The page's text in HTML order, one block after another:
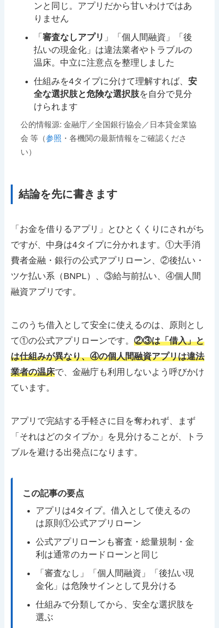
ンと同じ。アプリだから甘いわけではあ
りません
「審査なしアプリ 」「個人間融資」「後
払いの現金化」は違法業者やトラブルの
温床。中立に注意点を整理しました
仕組みを4タイプに分けて理解すれば、安
全な選択肢と危険な選択肢を自分で見分
けられます
公的情報源: 金融庁／全国銀行協会／日本貸金業協
会 等（参照 ・各機関の最新情報をご確認くださ
い）
結論を先に書きます
「お金を借りるアプリ」とひとくくりにされがち
ですが、中身は4タイプに分かれます。①大手消
費者金融・銀行の公式アプリローン、②後払い・
ツケ払い系（BNPL）、③給与前払い、④個人間
融資アプリです。
このうち借入として安全に使えるのは、原則とし
て①の公式アプリローンです。②③は「借入」と
は仕組みが異なり、④の個人間融資アプリは違法
業者の温床で、金融庁も利用しないよう呼びかけ
ています。
アプリで完結する手軽さに目を奪われず、まず
「それはどのタイプか」を見分けることが、トラ
ブルを避ける出発点になります。
この記事の要点
アプリは4タイプ。借入として使えるの
は原則①公式アプリローン
公式アプリローンも審査・総量規制・金
利は通常のカードローンと同じ
「審査なし」「個人間融資」「後払い現
金化」は危険サインとして見分ける
仕組みで分類してから、安全な選択肢を
選ぶ